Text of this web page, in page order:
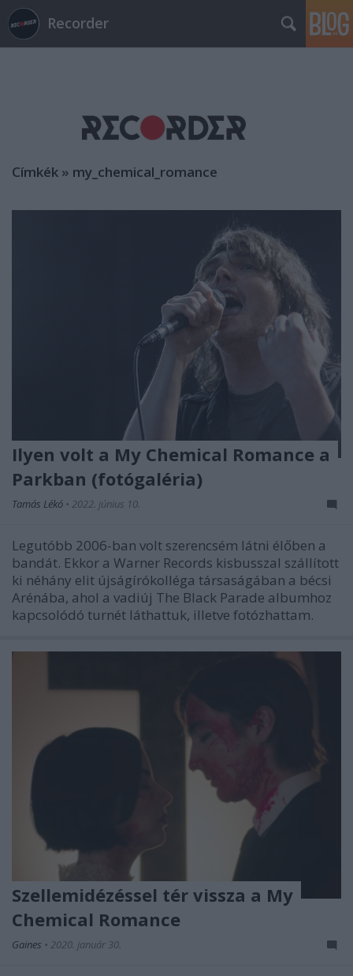
Recorder
Címkék » my_chemical_romance
Ilyen volt a My Chemical Romance a
Parkban (fotógaléria)
Tamás Lékó • 2022. június 10.
Legutóbb 2006-ban volt szerencsém látni élőben a
bandát. Ekkor a Warner Records kisbusszal szállított
ki néhány elit újságírókolléga társaságában a bécsi
Arénába, ahol a vadiúj The Black Parade albumhoz
kapcsolódó turnét láthattuk, illetve fotózhattam.
Szellemidézéssel tér vissza a My
Chemical Romance
Gaines • 2020. január 30.